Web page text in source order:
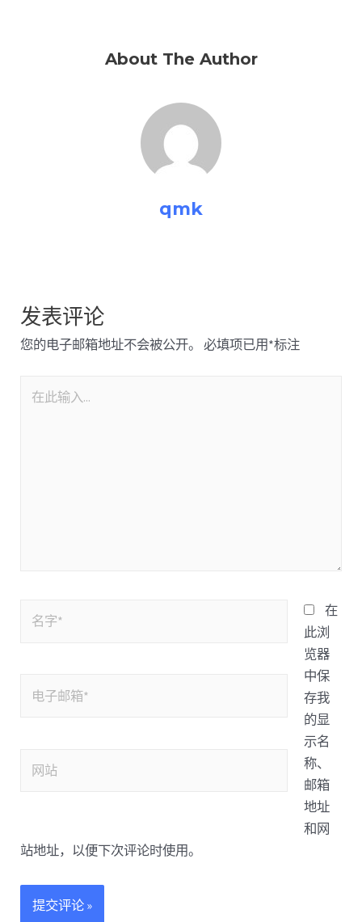
About The Author
qmk
发表评论
您的电子邮箱地址不会被公开。 必填项已用*标注
在
此浏
览器
中保
存我
的显
示名
称、
邮箱
地址
和网
站地址，以便下次评论时使用。